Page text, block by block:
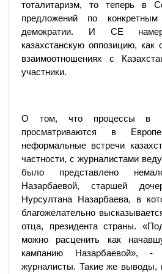
тоталитаризм, то теперь в
предложений по
демократии. И СЕ
казахстанскую оппозицию, как
взаимоотношениях с
участники.
О том, что процессы в
просматриваются в
неформальные встречи
частности, с журналистами
было представлено
Назарбаевой, старшей
Нурсултана Назарбаева, в
благожелательно
отца, президента страны.
можно расценить как
кампанию Назарбаевой», -
журналисты. Такие же